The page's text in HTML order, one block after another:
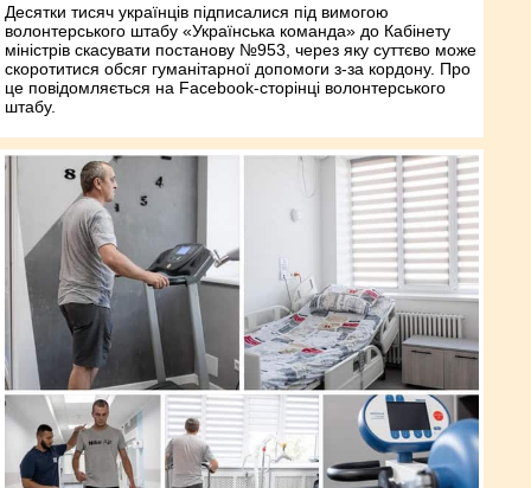
Десятки тисяч українців підписалися під вимогою
волонтерського штабу «Українська команда» до Кабінету
міністрів скасувати постанову №953, через яку суттєво може
скоротитися обсяг гуманітарної допомоги з-за кордону. Про
це повідомляється на Facebook-сторінці волонтерського
штабу.